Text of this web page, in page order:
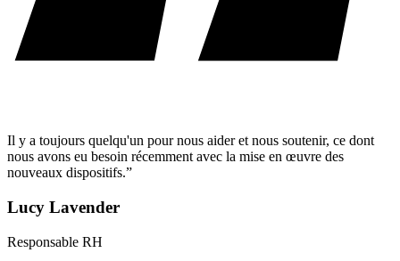
Il y a toujours quelqu'un pour nous aider et nous soutenir, ce dont
nous avons eu besoin récemment avec la mise en œuvre des
nouveaux dispositifs.”
Lucy Lavender
Responsable RH